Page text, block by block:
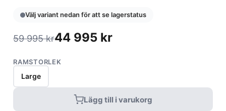
Välj variant nedan för att se lagerstatus
59 995kr44 995 kr
RAMSTORLEK
Large
Lägg till i varukorg